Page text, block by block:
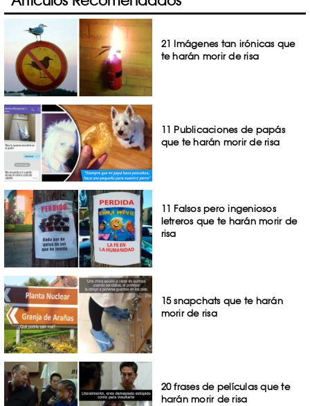
21 Imágenes tan irónicas que
te harán morir de risa
11 Publicaciones de papás
que te harán morir de risa
11 Falsos pero ingeniosos
letreros que te harán morir de
risa
15 snapchats que te harán
morir de risa
20 frases de películas que te
harán morir de risa